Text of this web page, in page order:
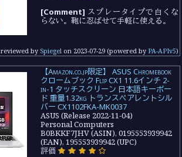
[Comment] スプレータイプで白くな
らない。鞄に忍ばせて手軽に使える。
reviewed by Spiegelon 2023-07-29(powered by PA-APIv5)
【Amazon.co.jp限定】 ASUS Chromebook
クロームブック Flip CX1 11.6インチ 2-
in-1 タッチスクリーン 日本語キーボー
ド 重量1.32kg トランスペアレントシル
バー CX1102FKA-MK0037
ASUS (Release 2022-11-04)
Personal Computers
B0BKKF7JHV (ASIN), 0195553939942
(EAN), 195553939942 (UPC)
評価